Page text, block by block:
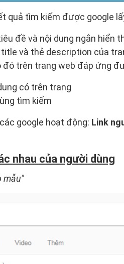
quả tìm kiếm được google
đề và nội dung ngắn hiển
và thẻ description của
trên trang web đáp ứng
có trên trang
tìm kiếm
google hoạt động: Link
nhau của người dùng
mẫu"